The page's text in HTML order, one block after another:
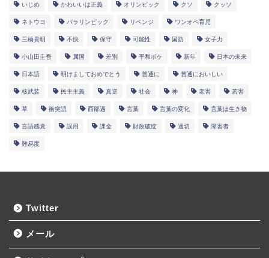
いじめ かわいいは正義 オリンピック クソ クッソ
ネトウヨ パラリンピック リベンジ ワンオペ育児
三橋貴明 不快 保守 可能性 国防 女子力
小山田圭吾 属国 差別 平和ボケ 新年 日本の未来
日本語 明けましておめでとう 普通に 普通においしい
核武装 民主主義 真逆 社会 神 老害 若害
草 衝突語 西部邁 言葉 言葉の変化 言葉は生き物
言語感覚 誤用 課金 財政破綻 適切 障害者
難易度
Twitter
メール